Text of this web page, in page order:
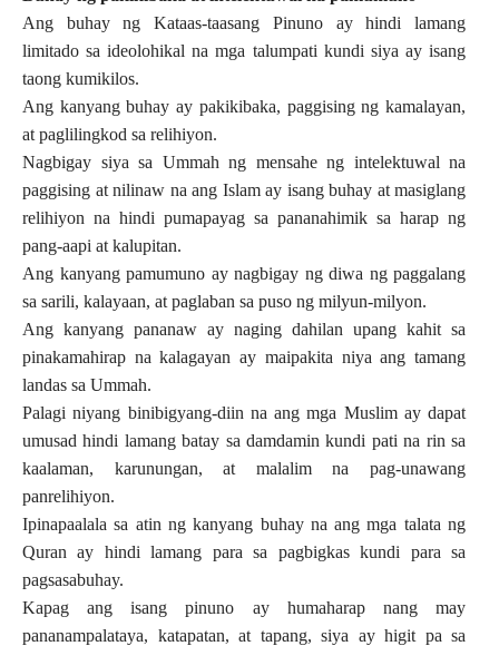
Ang buhay ng Kataas-taasang Pinuno ay hindi lamang
limitado sa ideolohikal na mga talumpati kundi siya ay isang
taong kumikilos.
Ang kanyang buhay ay pakikibaka, paggising ng kamalayan,
at paglilingkod sa relihiyon.
Nagbigay siya sa Ummah ng mensahe ng intelektuwal na
paggising at nilinaw na ang Islam ay isang buhay at masiglang
relihiyon na hindi pumapayag sa pananahimik sa harap ng
pang-aapi at kalupitan.
Ang kanyang pamumuno ay nagbigay ng diwa ng paggalang
sa sarili, kalayaan, at paglaban sa puso ng milyun-milyon.
Ang kanyang pananaw ay naging dahilan upang kahit sa
pinakamahirap na kalagayan ay maipakita niya ang tamang
landas sa Ummah.
Palagi niyang binibigyang-diin na ang mga Muslim ay dapat
umusad hindi lamang batay sa damdamin kundi pati na rin sa
kaalaman, karunungan, at malalim na pag-unawang
panrelihiyon.
Ipinapaalala sa atin ng kanyang buhay na ang mga talata ng
Quran ay hindi lamang para sa pagbigkas kundi para sa
pagsasabuhay.
Kapag ang isang pinuno ay humaharap nang may
pananampalataya, katapatan, at tapang, siya ay higit pa sa